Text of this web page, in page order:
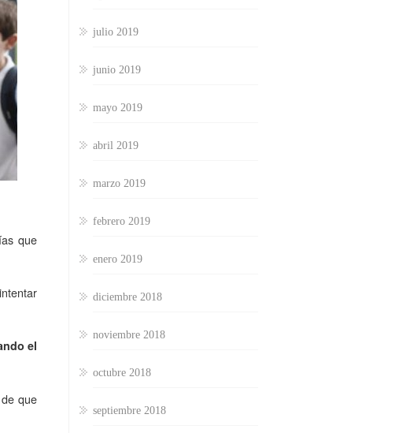
que
el
que
julio 2019
junio 2019
mayo 2019
abril 2019
marzo 2019
febrero 2019
enero 2019
diciembre 2018
noviembre 2018
octubre 2018
septiembre 2018